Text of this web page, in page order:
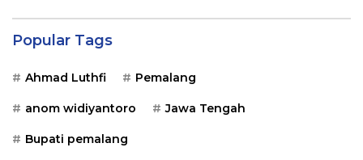
Popular Tags
Ahmad Luthfi Pemalang
anom widiyantoro Jawa Tengah
Bupati pemalang